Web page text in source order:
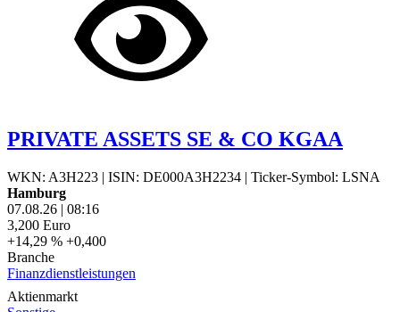
PRIVATE ASSETS SE & CO KGAA
WKN: A3H223 | ISIN: DE000A3H2234 | Ticker-Symbol: LSNA
Hamburg
07.08.26 | 08:16
3,200 Euro
+14,29 % +0,400
Branche
Finanzdienstleistungen
Aktienmarkt